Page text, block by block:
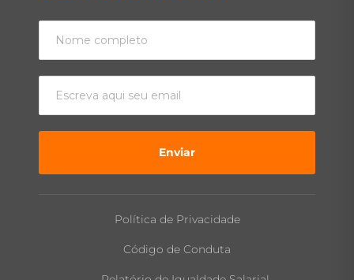
Enviar
Política de Privacidade
Código de Conduta